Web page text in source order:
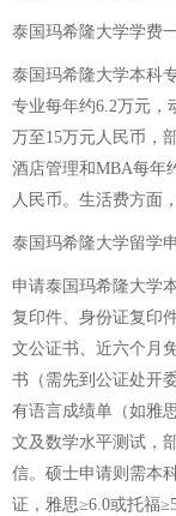
泰国玛希隆大学学费
泰国玛希隆大学本科
专业每年约6.2万元，
万至15万元人民币，
酒店管理和MBA每年
人民币。生活费方面
泰国玛希隆大学留学
申请泰国玛希隆大学
复印件、身份证复印
文公证书、近六个月
书（需先到公证处开
有语言成绩单（如雅
文及数学水平测试，
信。硕士申请则需本
证，雅思≥6.0或托福